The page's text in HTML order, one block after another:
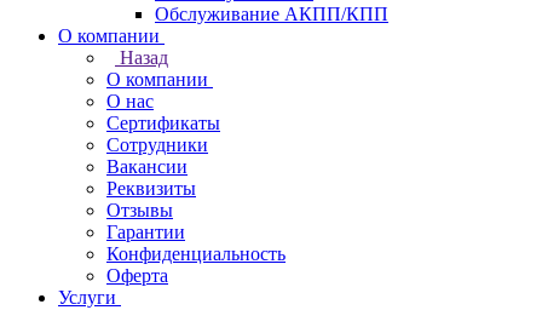
Обслуживание АКПП/КПП
О компании
Назад
О компании
О нас
Сертификаты
Сотрудники
Вакансии
Реквизиты
Отзывы
Гарантии
Конфиденциальность
Оферта
Услуги